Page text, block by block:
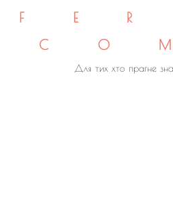
Для тих хто прагне